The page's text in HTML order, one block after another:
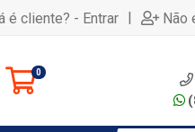
é cliente? - Entrar | Não
0